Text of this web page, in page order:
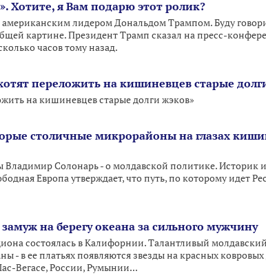
Хотите, я Вам подарю этот ролик?
лидером Дональдом Трампом. Буду
картине. Президент Трамп сказал на пресс-
часов тому назад.
переложить на кишиневцев старые
на кишиневцев старые долги жэков»
столичные микрорайоны на глазах
Солонарь - о молдавской политике. Историк
Европа утверждает, что путь, по которому идет
на берегу океана за сильного мужчину
состоялась в Калифорнии. Талантливый
- в ее платьях появляются звезды на красных
Вегасе, России, Румынии...